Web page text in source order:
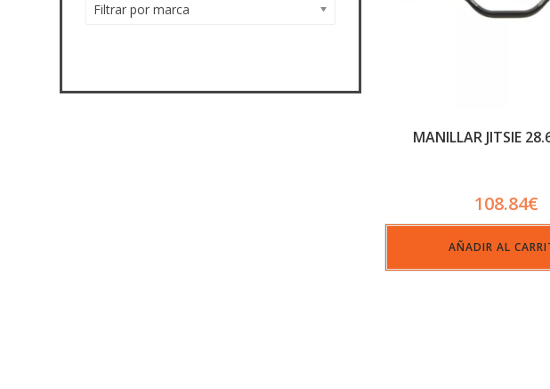
MANILLAR JITSIE
108.84€
AÑADIR AL
Filtrar por marca